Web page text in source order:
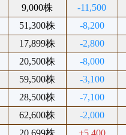
9,000株 -11,500
51,300株
-8,200
17,899株
-2,800
20,500株
-8,000
59,500株
-3,100
28,500株
-7,100
62,600株
-2,000
20,699株
+5,400